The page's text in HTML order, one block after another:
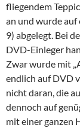
fliegendem
an und wurde
9) abgelegt. Bei
DVD-Einleger
Zwar wurde mit
endlich auf DVD
nicht daran, die
dennoch auf
mit einer ganzen